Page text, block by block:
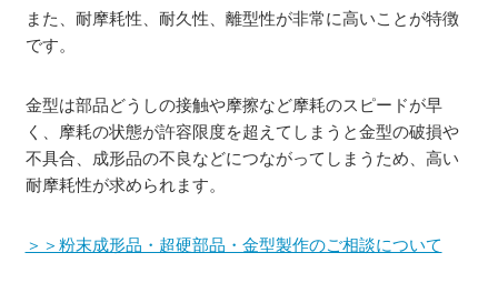
また、耐摩耗性、耐久性、離型性が非常に高いことが特徴
です。
金型は部品どうしの接触や摩擦など摩耗のスピードが早
く、摩耗の状態が許容限度を超えてしまうと金型の破損や
不具合、成形品の不良などにつながってしまうため、高い
耐摩耗性が求められます。
＞＞粉末成形品・超硬部品・金型製作のご相談について